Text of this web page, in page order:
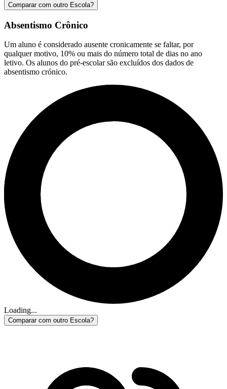
Comparar com outro Escola?
Absentismo Crônico
Um aluno é considerado ausente cronicamente se faltar, por
qualquer motivo, 10% ou mais do número total de dias no ano
letivo. Os alunos do pré-escolar são excluídos dos dados de
absentismo crónico.
Loading...
Comparar com outro Escola?